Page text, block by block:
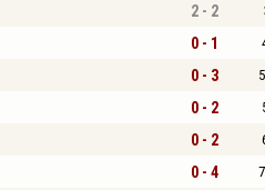
2 - 2
0 - 1
0 - 3
0 - 2
0 - 2
0 - 4